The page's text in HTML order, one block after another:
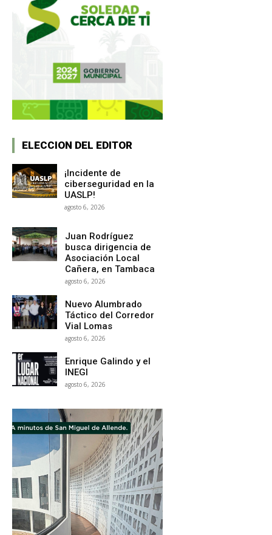
ELECCION DEL EDITOR
¡Incidente de
ciberseguridad en la
UASLP!
agosto 6, 2026
Juan Rodríguez
busca dirigencia de
Asociación Local
Cañera, en Tambaca
agosto 6, 2026
Nuevo Alumbrado
Táctico del Corredor
Vial Lomas
agosto 6, 2026
Enrique Galindo y el
INEGI
agosto 6, 2026